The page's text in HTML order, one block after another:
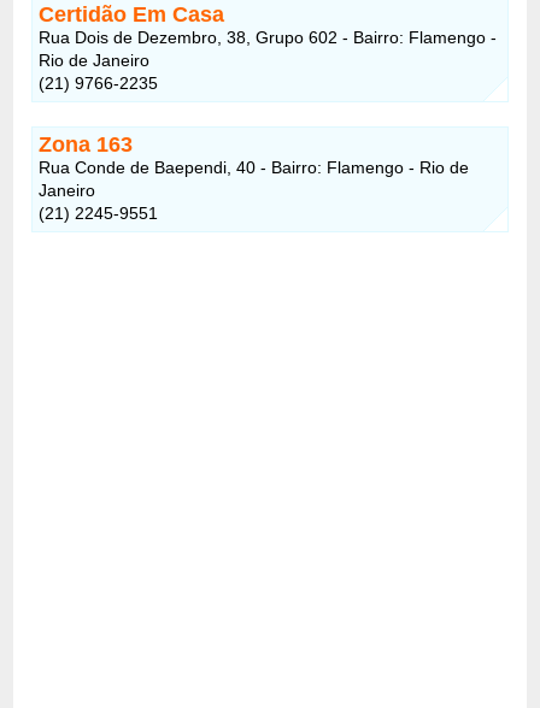
Certidão Em Casa
Rua Dois de Dezembro, 38, Grupo 602 - Bairro: Flamengo -
Rio de Janeiro
(21) 9766-2235
Zona 163
Rua Conde de Baependi, 40 - Bairro: Flamengo - Rio de
Janeiro
(21) 2245-9551